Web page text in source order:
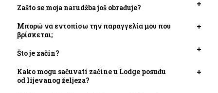
karticu
Zašto se moja narudžba još obrađuje?
karticu
Μπορώ να εντοπίσω την παραγγελία μου που
βρίσκεται;
karticu
Što je začin?
karticu
Kako mogu sačuvati začine u Lodge posuđu
od lijevanog željeza?